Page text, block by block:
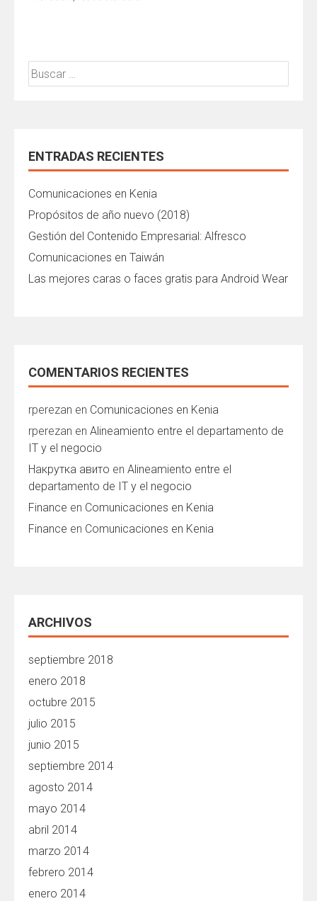
Buscar:
ENTRADAS RECIENTES
Comunicaciones en Kenia
Propósitos de año nuevo (2018)
Gestión del Contenido Empresarial: Alfresco
Comunicaciones en Taiwán
Las mejores caras o faces gratis para Android Wear
COMENTARIOS RECIENTES
rperezan en Comunicaciones en Kenia
rperezan en Alineamiento entre el departamento de
IT y el negocio
Накрутка авито en Alineamiento entre el
departamento de IT y el negocio
Finance en Comunicaciones en Kenia
Finance en Comunicaciones en Kenia
ARCHIVOS
septiembre 2018
enero 2018
octubre 2015
julio 2015
junio 2015
septiembre 2014
agosto 2014
mayo 2014
abril 2014
marzo 2014
febrero 2014
enero 2014